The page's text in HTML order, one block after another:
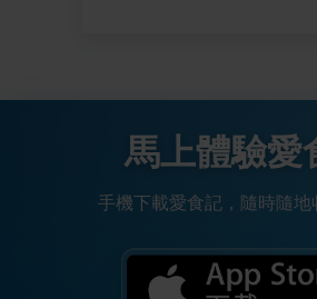
馬上體驗愛
手機下載愛食記，隨時隨地